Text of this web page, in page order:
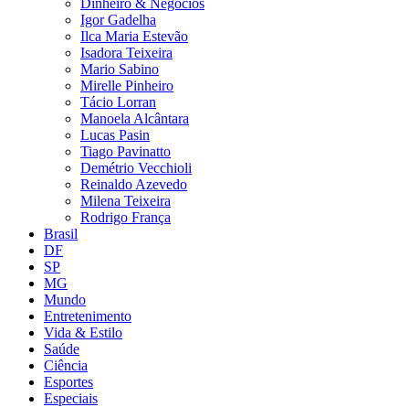
Igor Gadelha
Ilca Maria Estevão
Isadora Teixeira
Mario Sabino
Mirelle Pinheiro
Tácio Lorran
Manoela Alcântara
Lucas Pasin
Tiago Pavinatto
Demétrio Vecchioli
Reinaldo Azevedo
Milena Teixeira
Rodrigo França
Brasil
DF
SP
MG
Mundo
Entretenimento
Vida & Estilo
Saúde
Ciência
Esportes
Especiais